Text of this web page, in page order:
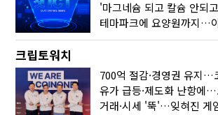
크립토워치
유가 급등·제도화 난항에
거래·시세 '뚝'…잊혀진 게